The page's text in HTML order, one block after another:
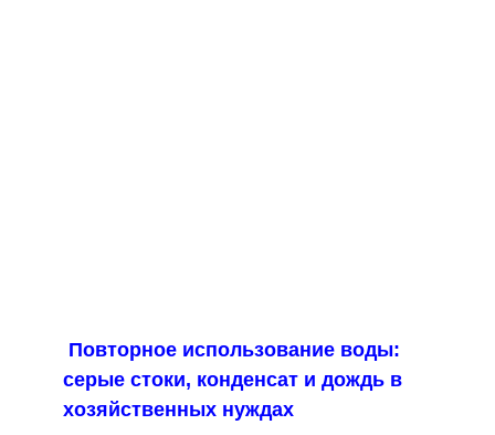
Повторное использование воды:
серые стоки, конденсат и дождь в
хозяйственных нуждах